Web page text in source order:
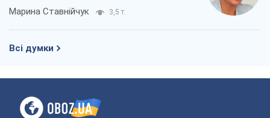
Марина Ставнійчук 3,5 т.
Всі думки